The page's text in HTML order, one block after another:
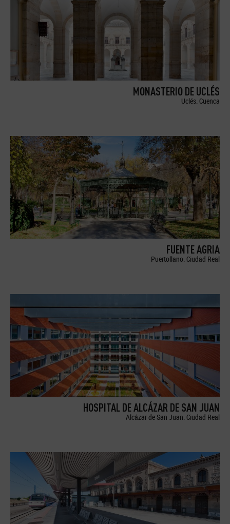
MONASTERIO DE UCLÉS
Uclés. Cuenca
FUENTE AGRIA
Puertollano. Ciudad Real
HOSPITAL DE ALCÁZAR DE SAN JUAN
Alcázar de San Juan. Ciudad Real